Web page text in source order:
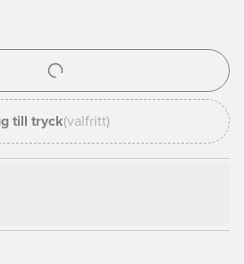
logga in eller registrera dig som
till tryck(valfritt)